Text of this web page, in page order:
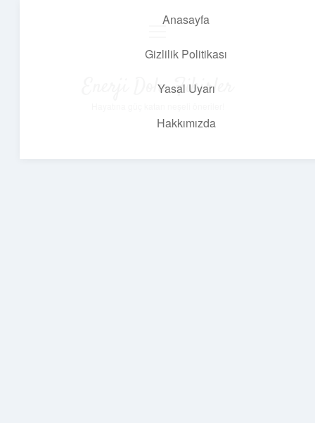
Anasayfa
Gizlilik Politikası
Yasal Uyarı
Hakkımızda
Enerji Dolu Fikirler